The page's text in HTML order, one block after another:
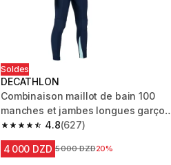
Soldes
DECATHLON
Combinaison maillot de bain 100
manches et jambes longues garçon
bleu - uv 4.8
4.8 out of 5 stars from 627 reviews
(627)
4 000 DZD Prix avant la réduction
5 000 DZD20%